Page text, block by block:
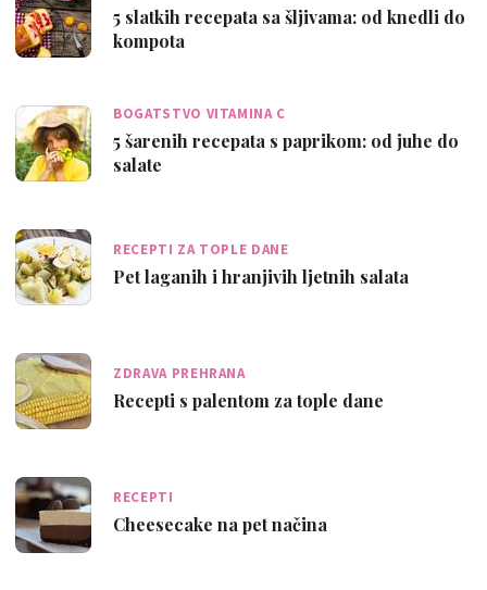
5 slatkih recepata sa šljivama: od knedli do
kompota
BOGATSTVO VITAMINA C
5 šarenih recepata s paprikom: od juhe do
salate
RECEPTI ZA TOPLE DANE
Pet laganih i hranjivih ljetnih salata
ZDRAVA PREHRANA
Recepti s palentom za tople dane
RECEPTI
Cheesecake na pet načina